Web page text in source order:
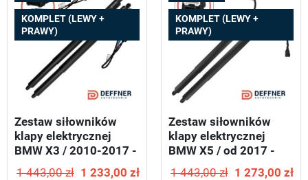
KOMPLET (LEWY +
PRAWY)
Zestaw siłowników
klapy elektrycznej
BMW X3 / 2010-2017 -
DEFFNER S11
1 443,00 zł 1 233,00 zł
KOMPLET (LEWY +
PRAWY)
Zestaw siłowników
klapy elektrycznej
BMW X5 / od 2017 -
DEFFNER T38
1 443,00 zł 1 273,00 zł